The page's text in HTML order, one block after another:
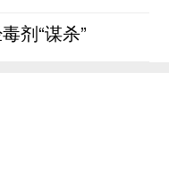
剂“谋杀”